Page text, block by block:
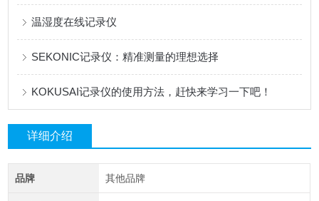
温湿度在线记录仪
SEKONIC记录仪：精准测量的理想选择
KOKUSAI记录仪的使用方法，赶快来学习一下吧！
详细介绍
品牌 其他品牌